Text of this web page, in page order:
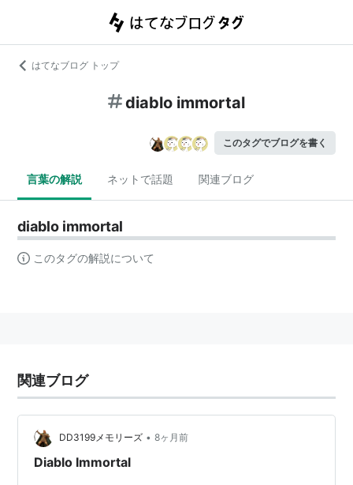
はてなブログ トップ
diablo immortal
このタグでブログを書く
言葉の解説 ネットで話題 関連ブログ
diablo immortal
このタグの解説について
関連ブログ
DD3199メモリーズ • 8ヶ月前
Diablo Immortal